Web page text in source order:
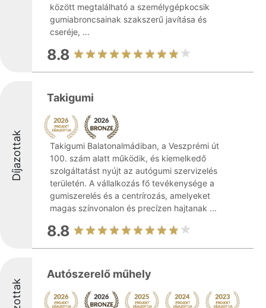
között megtalálható a személygépkocsik
gumiabroncsainak szakszerű javítása és
cseréje, ...
8.8
Díjazottak
Takigumi
Takigumi Balatonalmádiban, a Veszprémi út
100. szám alatt működik, és kiemelkedő
szolgáltatást nyújt az autógumi szervizelés
területén. A vállalkozás fő tevékenysége a
gumiszerelés és a centrírozás, amelyeket
magas színvonalon és precízen hajtanak ...
8.8
Autószerelő műhely